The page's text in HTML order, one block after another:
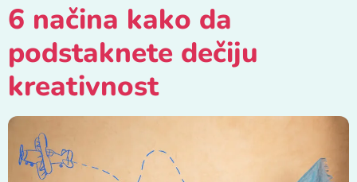
6 načina kako da
podstaknete dečiju
kreativnost